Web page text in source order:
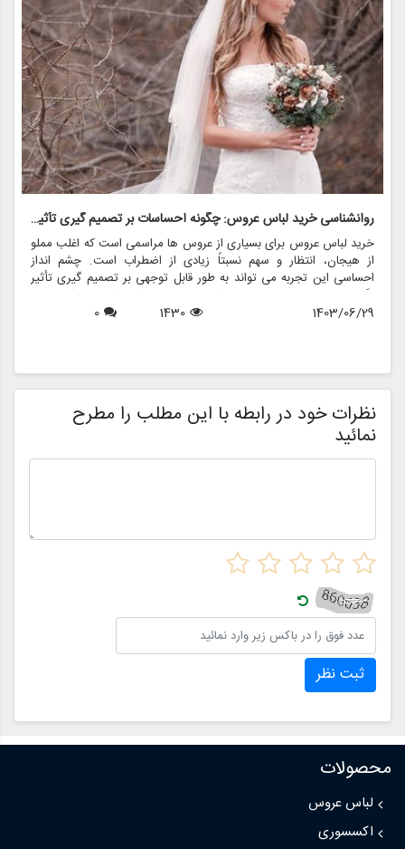
روانشناسی خرید لباس عروس: چگونه احساسات بر تصمیم گیری تأثیر می گذارد
خرید لباس عروس برای بسیاری از عروس ها مراسمی است که اغلب مملو
از هیجان، انتظار و سهم نسبتاً زیادی از اضطراب است. چشم انداز
احساسی این تجربه می تواند به طور قابل توجهی بر تصمیم گیری تأثیر
بگذارد و منجر به انتخاب هایی شود که نه تنها سبک شخصی بلکه عوامل
روانی عمیق تری را نیز منعکس می کند. در این مقاله، روانشناسی خرید
1403/06/29
1430
0
نظرات خود در رابطه با این مطلب را مطرح
نمائید
ثبت نظر
محصولات
لباس عروس
اکسسوری